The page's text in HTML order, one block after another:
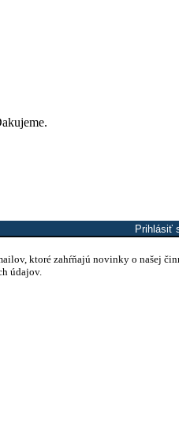
Prihlásiť
ktoré zahŕňajú novinky o našej
údajov.